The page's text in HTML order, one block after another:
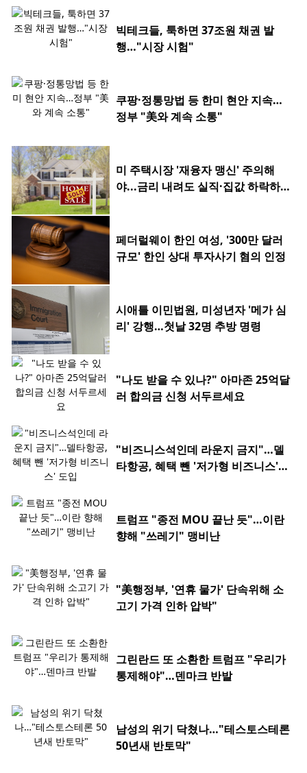
빅테크들, 툭하면 37조원 채권 발
행…"시장 시험"
쿠팡·정통망법 등 한미 현안 지속…
정부 "美와 계속 소통"
미 주택시장 '재융자 맹신' 주의해
야...금리 내려도 실직·집값 하락하
페더럴웨이 한인 여성, '300만 달러
규모' 한인 상대 투자사기 혐의 인정
시애틀 이민법원, 미성년자 '메가 심
리' 강행…첫날 32명 추방 명령
"나도 받을 수 있나?" 아마존 25억달
러 합의금 신청 서두르세요
"비즈니스석인데 라운지 금지"…델
타항공, 혜택 뺀 '저가형 비즈니스'
트럼프 "종전 MOU 끝난 듯"…이란
향해 "쓰레기" 맹비난
"美행정부, '연휴 물가' 단속위해 소
고기 가격 인하 압박"
그린란드 또 소환한 트럼프 "우리가
통제해야"…덴마크 반발
남성의 위기 닥쳤나…"테스토스테론
50년새 반토막"